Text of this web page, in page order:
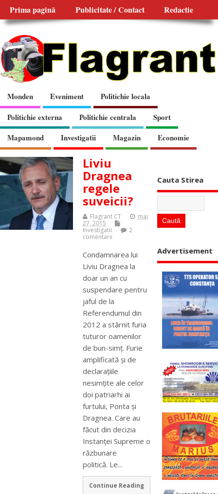
Prima pagină Publicitate / Contact Redactie
Monden Eveniment
Politichie locala
Politichie externa
Politichie centrala
Sport
Mapamond
Investigatii Magazin Economie
Liviu
Dragnea
regele
suveicii?
Flagrant CT
mai
27, 2015
Investigatii
2
comentarii
Condamnarea lui
Liviu Dragnea la
doar un an cu
suspendare pentru
jaful de la
Referendumul din
2012 a stârnit furia
tuturor oamenilor
de bun-simț. Furie
amplificată și de
declarațiile
nesimțite ale celor
doi patriarhi ai
furtului, Ponta și
Dragnea. Care au
făcut din decizia
Instanței Supreme o
răzbunare
politică. Le...
Continue Reading
Cauta Stirea
Advertisement